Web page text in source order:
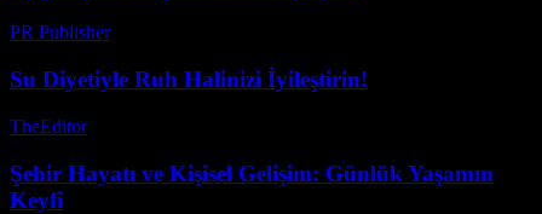
PR Publisher-
Su Diyetiyle Ruh Halinizi İyileştirin!
TheEditor-
Şehir Hayatı ve Kişisel Gelişim: Günlük Yaşamın
Keyfi